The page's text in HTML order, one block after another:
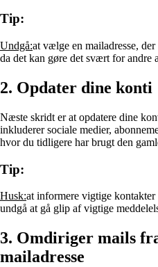
Tip:
Undgå:at vælge en mailadresse,
da det kan gøre det svært for andre
2. Opdater dine konti
Næste skridt er at opdatere dine
inkluderer sociale medier,
hvor du tidligere har brugt den
Tip:
Husk:at informere vigtige
undgå at gå glip af vigtige
3. Omdiriger mails
mailadresse